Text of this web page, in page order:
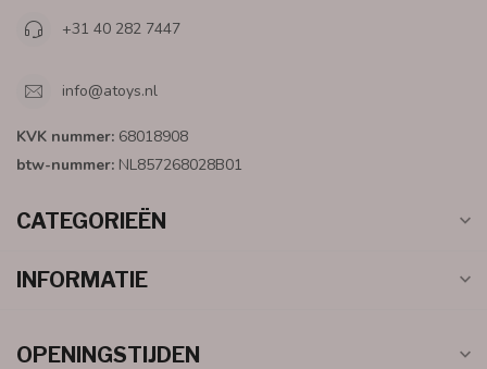
+31 40 282 7447
info@atoys.nl
KVK nummer: 68018908
btw-nummer: NL857268028B01
CATEGORIEËN
INFORMATIE
OPENINGSTIJDEN